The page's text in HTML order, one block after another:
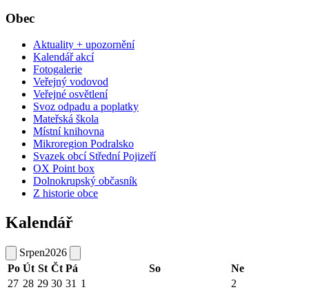
Obec
Aktuality + upozornění
Kalendář akcí
Fotogalerie
Veřejný vodovod
Veřejné osvětlení
Svoz odpadu a poplatky
Mateřská škola
Místní knihovna
Mikroregion Podralsko
Svazek obcí Střední Pojizeří
OX Point box
Dolnokrupský občasník
Z historie obce
Kalendář
Srpen2026
Po Út St Čt Pá So
Ne
27 28 29 30 31 1
2